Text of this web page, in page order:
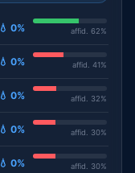
💧 0% affid. 62%
💧 0% affid. 41%
💧 0% affid. 32%
💧 0% affid. 30%
💧 0% affid. 30%